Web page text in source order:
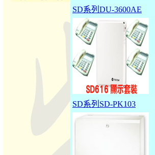
SD系列DU-3600AE
SD系列SD-PK103